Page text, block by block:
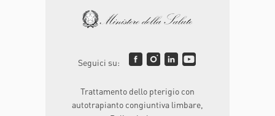
Seguici su:
Trattamento dello pterigio con
autotrapianto congiuntiva limbare,